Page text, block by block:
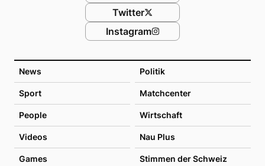
News Politik
Sport Matchcenter
People Wirtschaft
Videos Nau Plus
Games Stimmen der Schweiz
Twitter
Instagram